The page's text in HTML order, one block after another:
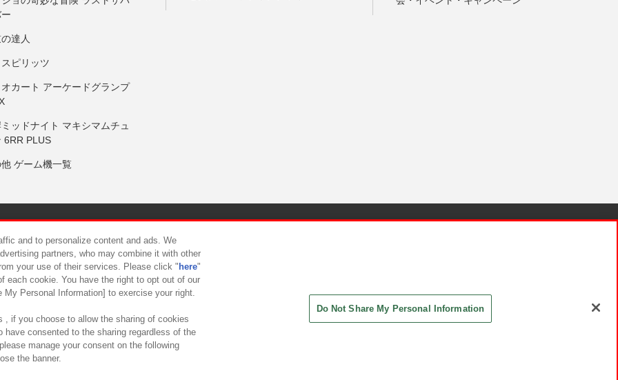
達人
ピリッツ
カート アーケードグランプ
ッドナイト マキシマムチュ
6RR PLUS
ゲーム機一覧
について カスタマーハラスメント対応方針
and to personalize content and ads. We
partners, who may combine it with other
your use of their services. Please click " here"
each cookie. You have the right to opt out of our
Personal Information] to exercise your right.
, if you choose to allow the sharing of cookies
have consented to the sharing regardless of the
manage your consent on the following
the banner.
Do Not Share My Personal Information